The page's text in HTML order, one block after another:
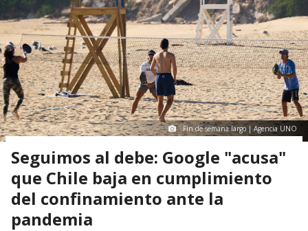
Fin de semana largo | Agencia UNO
Seguimos al debe: Google "acusa"
que Chile baja en cumplimiento
del confinamiento ante la
pandemia